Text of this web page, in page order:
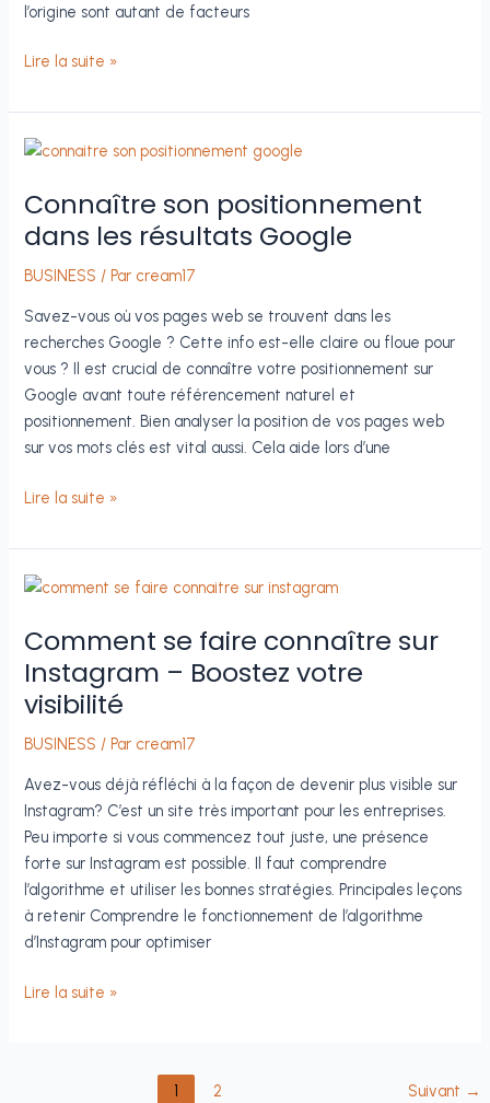
l’origine sont autant de facteurs
Comment
la
valeur
timbre
guide
pour
collectionneurs
Lire la suite »
Connaître son positionnement
dans les résultats Google
BUSINESS / Par cream17
Savez-vous où vos pages web se trouvent dans les
recherches Google ? Cette info est-elle claire ou floue pour
vous ? Il est crucial de connaître votre positionnement sur
Google avant toute référencement naturel et
positionnement. Bien analyser la position de vos pages web
sur vos mots clés est vital aussi. Cela aide lors d’une
Connaître
positionnement
dans
résultats
Google
Lire la suite »
Comment se faire connaître sur
Instagram – Boostez votre
visibilité
BUSINESS / Par cream17
Avez-vous déjà réfléchi à la façon de devenir plus visible sur
Instagram? C’est un site très important pour les entreprises.
Peu importe si vous commencez tout juste, une présence
forte sur Instagram est possible. Il faut comprendre
l’algorithme et utiliser les bonnes stratégies. Principales leçons
à retenir Comprendre le fonctionnement de l’algorithme
d’Instagram pour optimiser
Comment
Lire la suite »
1 2 Suivant →